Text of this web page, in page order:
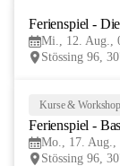
Ferienspiel -
Mi., 12. Aug.,
Stössing 96,
Kurse &
Ferienspiel -
Mo., 17. Aug.,
Stössing 96,